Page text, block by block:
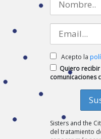
Acepto la
Quiero
comunicaciones
Sisters and the
del tratamiento